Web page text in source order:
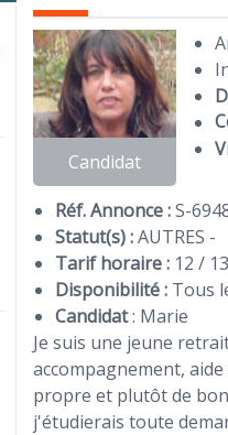
Candidat
Réf. Annonce :S-
Statut(s) :AUTRES -
Tarif horaire :12 /
Disponibilité :Tous
Candidat: Marie
Je suis une jeune
accompagnement,
propre et plutôt de
j'étudierais toute